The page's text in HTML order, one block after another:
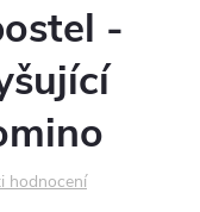
-
hodnocení